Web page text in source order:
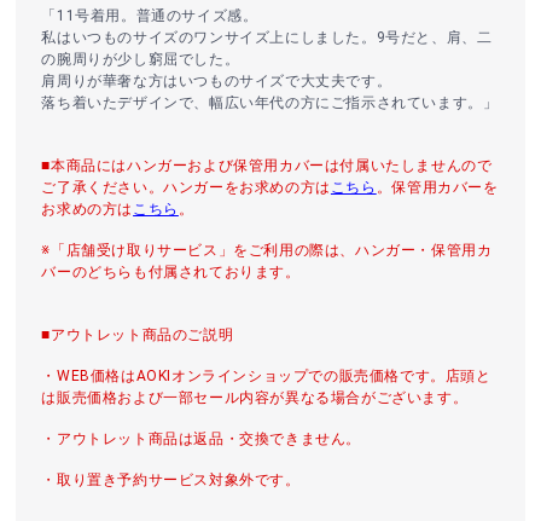
「11号着用。普通のサイズ感。
私はいつものサイズのワンサイズ上にしました。9号だと、肩、二
の腕周りが少し窮屈でした。
肩周りが華奢な方はいつものサイズで大丈夫です。
落ち着いたデザインで、幅広い年代の方にご指示されています。」
■本商品にはハンガーおよび保管用カバーは付属いたしませんので
ご了承ください。ハンガーをお求めの方は こちら 。保管用カバーを
お求めの方は こちら 。
※「店舗受け取りサービス」をご利用の際は、ハンガー・保管用カ
バーのどちらも付属されております。
■アウトレット商品のご説明
・WEB価格はAOKIオンラインショップでの販売価格です。店頭と
は販売価格および一部セール内容が異なる場合がございます。
・アウトレット商品は返品・交換できません。
・取り置き予約サービス対象外です。